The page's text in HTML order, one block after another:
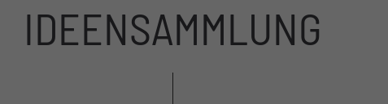
IDEENSAMMLUNG